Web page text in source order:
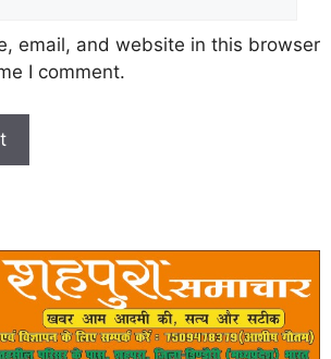
email, and website in this browser
I comment.